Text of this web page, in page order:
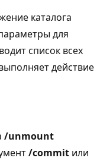
каталога
для
список всех
действие
/unmount
/commit или